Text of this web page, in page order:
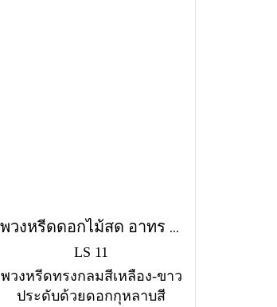
พวงหรีดดอกไม้สด อาทร (LS11) โทนสีเหลือง-ขาว
LS 11
พวงหรีดทรงกลมสีเหลือง-ขาว
ประดับด้วยดอกกุหลาบสี